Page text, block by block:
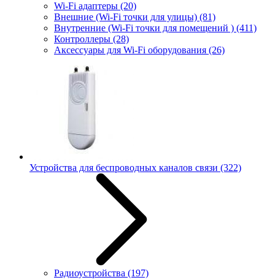
Wi-Fi адаптеры (20)
Внешние (Wi-Fi точки для улицы) (81)
Внутренние (Wi-Fi точки для помещений ) (411)
Контроллеры (28)
Аксессуары для Wi-Fi оборудования (26)
Устройства для беспроводных каналов связи (322)
Радиоустройства (197)